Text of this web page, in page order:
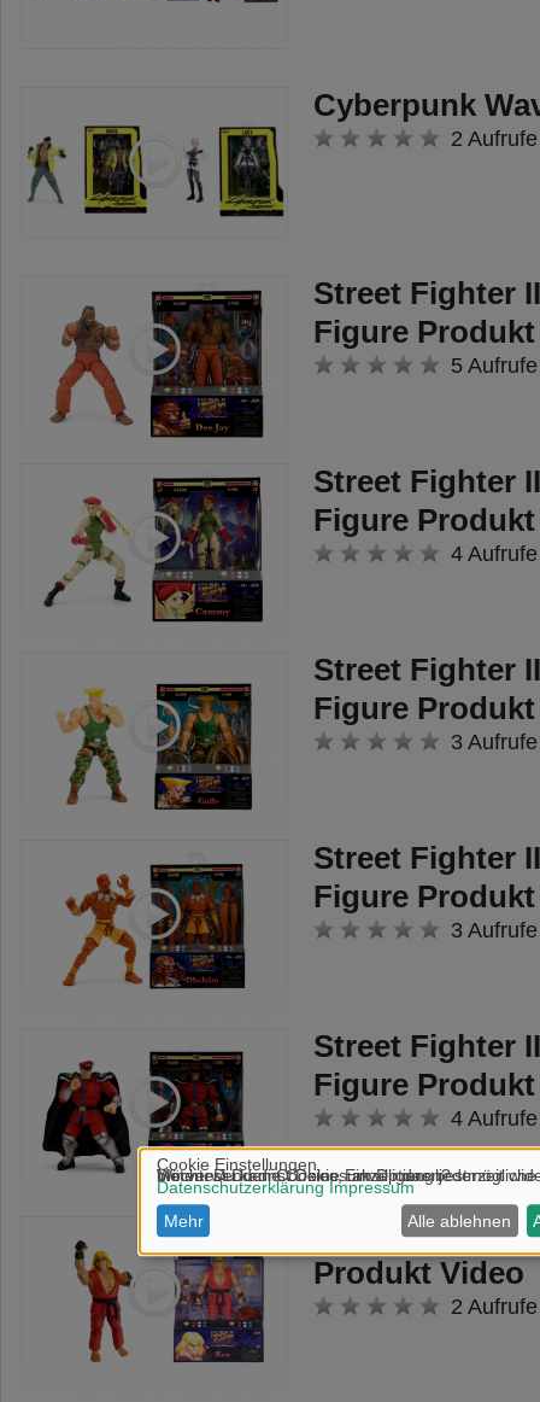
Cyberpunk
2 Aufrufe
Street Fighter
Figure
5 Aufrufe
Street Fighter
Figure
4 Aufrufe
Street Fighter
Figure
3 Aufrufe
Street Fighter
Figure
3 Aufrufe
Street Fighter
Figure
4 Aufrufe
Street Fighter
Produkt Video
2 Aufrufe